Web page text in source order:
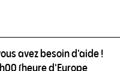
avez besoin d'aide !
(heure d'Europe